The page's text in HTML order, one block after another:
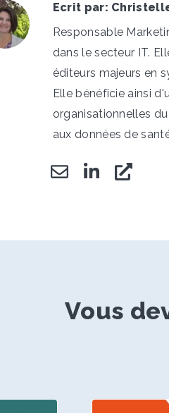
Ecrit par:
Responsable
dans le secteur IT.
éditeurs majeurs en
Elle bénéficie ainsi
organisationnelles
aux données de
Vous